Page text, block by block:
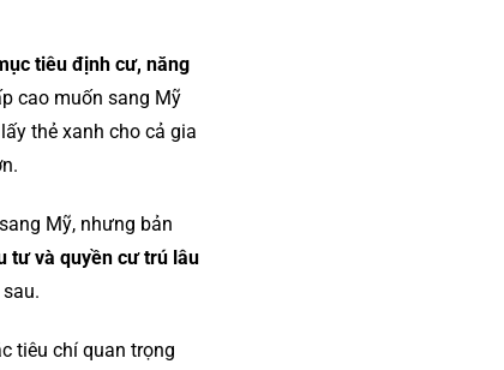
tiêu định cư, năng
cao muốn sang Mỹ
thẻ xanh cho cả gia
Mỹ, nhưng bản
tư và quyền cư trú lâu
tiêu chí quan trọng